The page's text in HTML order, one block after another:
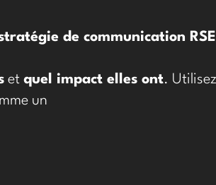
de communication RSE
et quel impact elles ont.
un